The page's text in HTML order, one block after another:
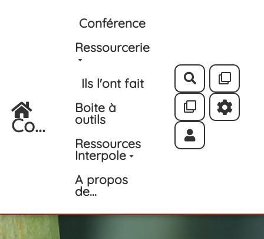
Aller au contenu principal
Co...
Conférence
Ressourcerie
Ils l'ont fait
Boite à
outils
Ressources
Interpole
A propos
de...
Rechercher